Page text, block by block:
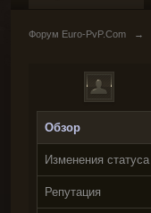
Форум Euro-PvP.Com →
Обзор
Изменения статуса
Репутация